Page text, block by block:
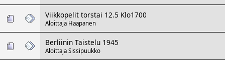
Viikkopelit torstai 12.5 Klo1700
Aloittaja Haapanen
Berliinin Taistelu 1945
Aloittaja Sissipuukko